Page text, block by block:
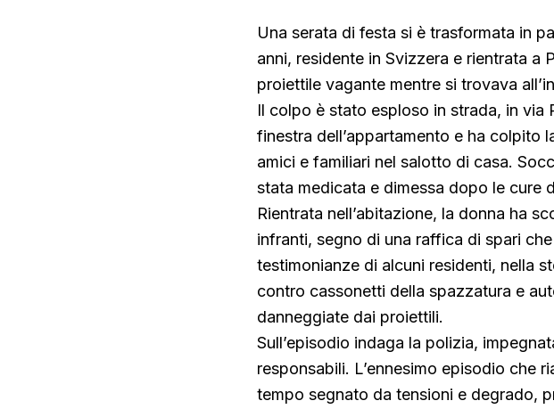
Una serata di festa si è trasformata in
anni, residente in Svizzera e rientrata a
proiettile vagante mentre si trovava
Il colpo è stato esploso in strada, in
finestra dell’appartamento e ha colpito
amici e familiari nel salotto di casa.
stata medicata e dimessa dopo le cure
Rientrata nell’abitazione, la donna ha
infranti, segno di una raffica di spari
testimonianze di alcuni residenti, nella
contro cassonetti della spazzatura e
danneggiate dai proiettili.
Sull’episodio indaga la polizia,
responsabili. L’ennesimo episodio che
tempo segnato da tensioni e degrado,